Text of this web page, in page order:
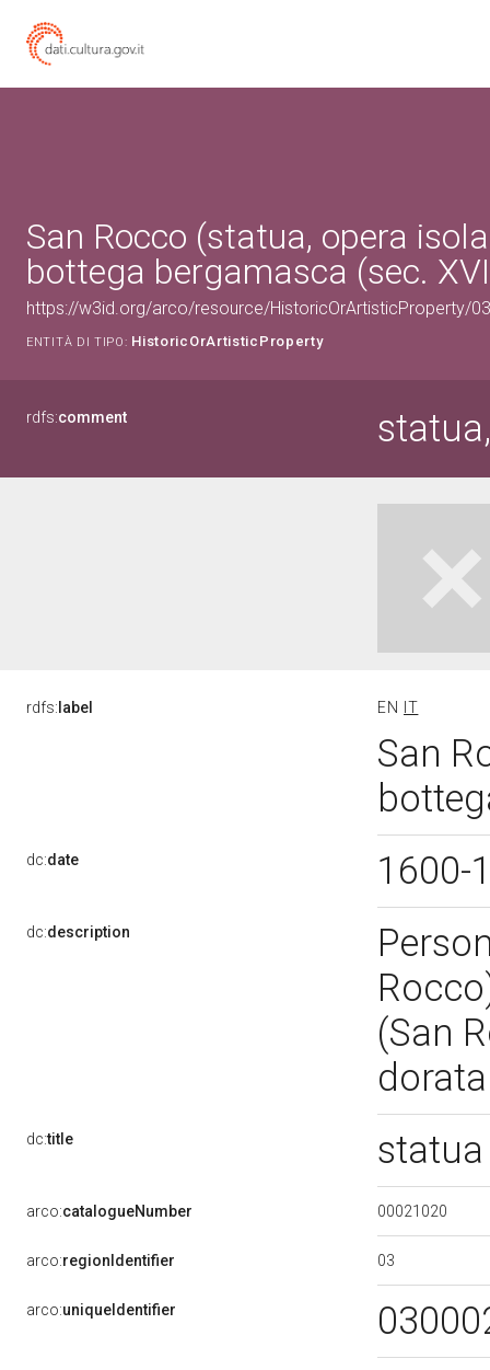
San Rocco (statua, opera
bottega bergamasca (sec.
https://w3id.org/arco/resource/HistoricOrArtisticProperty/
ENTITÀ DI TIPO: HistoricOrArtisticProperty
rdfs:comment
rdfs: label EN IT
San
dc:date 1600-
dc:description
(San
dc:title
arco:catalogueNumber 00021020
arco:regionIdentifier 03
arco:uniqueIdentifier